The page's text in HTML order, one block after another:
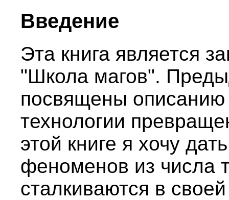
Введение
Эта книга является
"Школа магов".
посвящены
технологии
этой книге я хочу
феноменов из числа
сталкиваются в